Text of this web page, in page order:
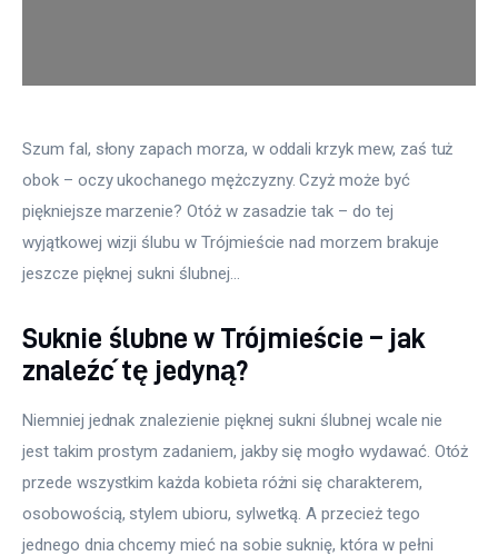
Więcej
Szum fal, słony zapach morza, w oddali krzyk mew, zaś tuż
obok – oczy ukochanego mężczyzny. Czyż może być
piękniejsze marzenie? Otóż w zasadzie tak – do tej
wyjątkowej wizji ślubu w Trójmieście nad morzem brakuje
jeszcze pięknej sukni ślubnej…
Suknie ślubne w Trójmieście – jak
znaleźć tę jedyną?
Niemniej jednak znalezienie pięknej sukni ślubnej wcale nie
jest takim prostym zadaniem, jakby się mogło wydawać. Otóż
przede wszystkim każda kobieta różni się charakterem,
osobowością, stylem ubioru, sylwetką. A przecież tego
jednego dnia chcemy mieć na sobie suknię, która w pełni